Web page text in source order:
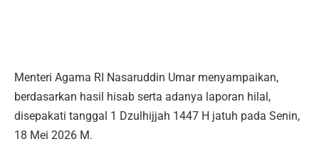
Menteri Agama RI Nasaruddin Umar menyampaikan,
berdasarkan hasil hisab serta adanya laporan hilal,
disepakati tanggal 1 Dzulhijjah 1447 H jatuh pada Senin,
18 Mei 2026 M.